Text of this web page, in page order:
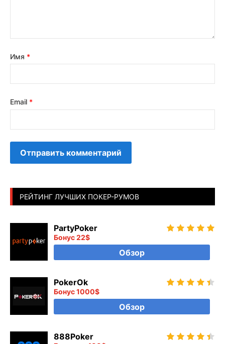
Имя *
Email *
РЕЙТИНГ ЛУЧШИХ ПОКЕР-РУМОВ
PartyPoker
Бонус 22$
Обзор
PokerOk
Бонус 1000$
Обзор
888Poker